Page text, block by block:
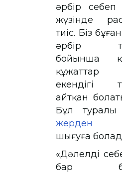
әрбір себеп
жүзінде
тиіс. Біз
әрбір
бойынша
құжаттар
екендігі
айтқан
Бұл туралы
жерден
шығуға
«Дәлелді
бар